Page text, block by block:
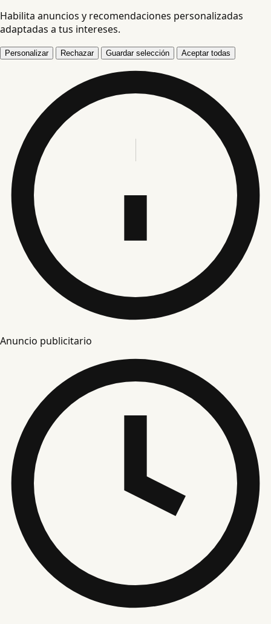
Habilita anuncios y recomendaciones personalizadas
adaptadas a tus intereses.
Personalizar Rechazar Guardar selección Aceptar todas
Anuncio publicitario